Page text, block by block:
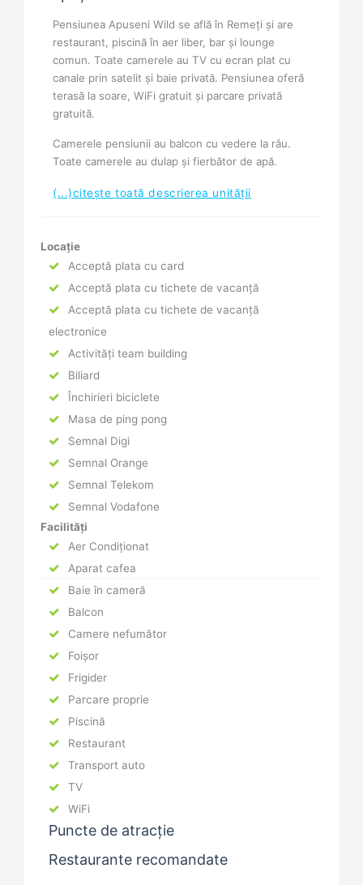
Pensiunea Apuseni Wild se află în Remeți și are
restaurant, piscină în aer liber, bar și lounge
comun. Toate camerele au TV cu ecran plat cu
canale prin satelit și baie privată. Pensiunea oferă
terasă la soare, WiFi gratuit și parcare privată
gratuită.
Camerele pensiunii au balcon cu vedere la râu.
Toate camerele au dulap şi fierbător de apă.
(...)citește toată descrierea unității
Locație
Acceptă plata cu card
Acceptă plata cu tichete de vacanță
Acceptă plata cu tichete de vacanță
electronice
Activități team building
Biliard
Închirieri biciclete
Masa de ping pong
Semnal Digi
Semnal Orange
Semnal Telekom
Semnal Vodafone
Facilități
Aer Condiționat
Aparat cafea
Baie în cameră
Balcon
Camere nefumător
Foișor
Frigider
Parcare proprie
Piscină
Restaurant
Transport auto
TV
WiFi
Puncte de atracție
Restaurante recomandate